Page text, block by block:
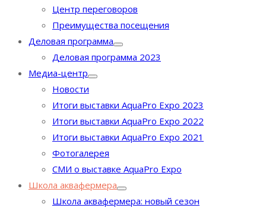
Центр переговоров
Преимущества посещения
Деловая программа
Деловая программа 2023
Медиа-центр
Новости
Итоги выставки AquaPro Expo 2023
Итоги выставки AquaPro Expo 2022
Итоги выставки AquaPro Expo 2021
Фотогалерея
СМИ о выставке AquaPro Expo
Школа аквафермера
Школа аквафермера: новый сезон